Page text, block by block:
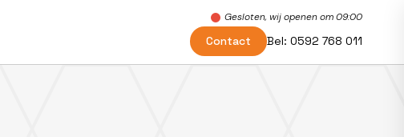
Gesloten, wij openen om 09:00
Contact Bel: 0592 768 011